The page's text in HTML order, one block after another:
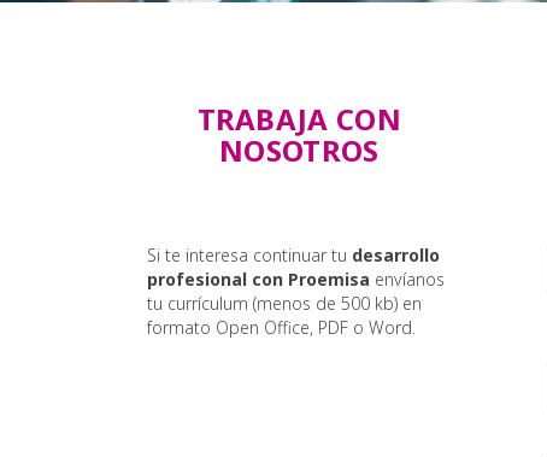
TRABAJA CON
NOSOTROS
Si te interesa continuar tu desarrollo
profesional con Proemisa envíanos
tu currículum (menos de 500 kb) en
formato Open Office, PDF o Word.